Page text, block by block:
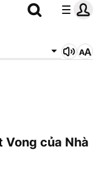
Vong của Nhà